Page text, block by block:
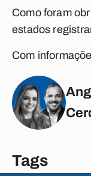
Como foram
estados
Com
Tags